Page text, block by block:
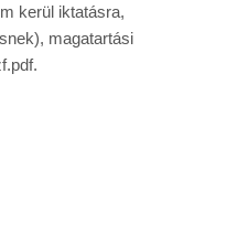
kerül iktatásra,
magatartási